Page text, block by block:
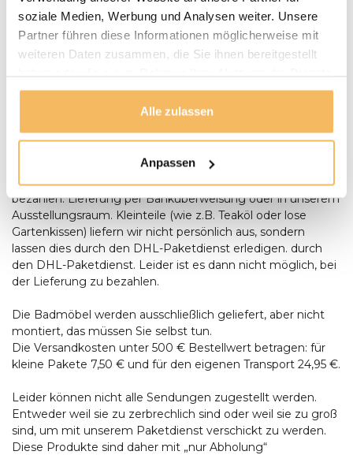
soziale Medien, Werbung und Analysen weiter. Unsere
Partner führen diese Informationen möglicherweise mit
weiteren Daten zusammen, die Sie ihnen bereitgestellt
gesammelt haben.
Alle zulassen
Anpassen
mit Ihnen einen Termin für die Lieferung. Unsere
Gartenmöbel werden bei Bedarf von unserem Fahrer
montiert und aufgestellt. Anlieferungen erfolgen nur
Bestellungen ab € 500,- werden kostenlos geliefert. Sie
können bei der Lieferung mit einem Stift oder in bar
machen, bei der Lieferung zu bezahlen, können Sie auch
per Banküberweisung oder in unserem Ausstellungsraum
bezahlen. Lieferung per Banküberweisung oder in unserem
Ausstellungsraum. Kleinteile (wie z.B. Teaköl oder lose
Gartenkissen) liefern wir nicht persönlich aus, sondern
lassen dies durch den DHL-Paketdienst erledigen. durch
den DHL-Paketdienst. Leider ist es dann nicht möglich, bei
der Lieferung zu bezahlen.
Die Badmöbel werden ausschließlich geliefert, aber nicht
montiert, das müssen Sie selbst tun.
Die Versandkosten unter 500 € Bestellwert betragen: für
kleine Pakete 7,50 € und für den eigenen Transport 24,95 €.
Leider können nicht alle Sendungen zugestellt werden.
Entweder weil sie zu zerbrechlich sind oder weil sie zu groß
sind, um mit unserem Paketdienst verschickt zu werden.
Diese Produkte sind daher mit „nur Abholung“